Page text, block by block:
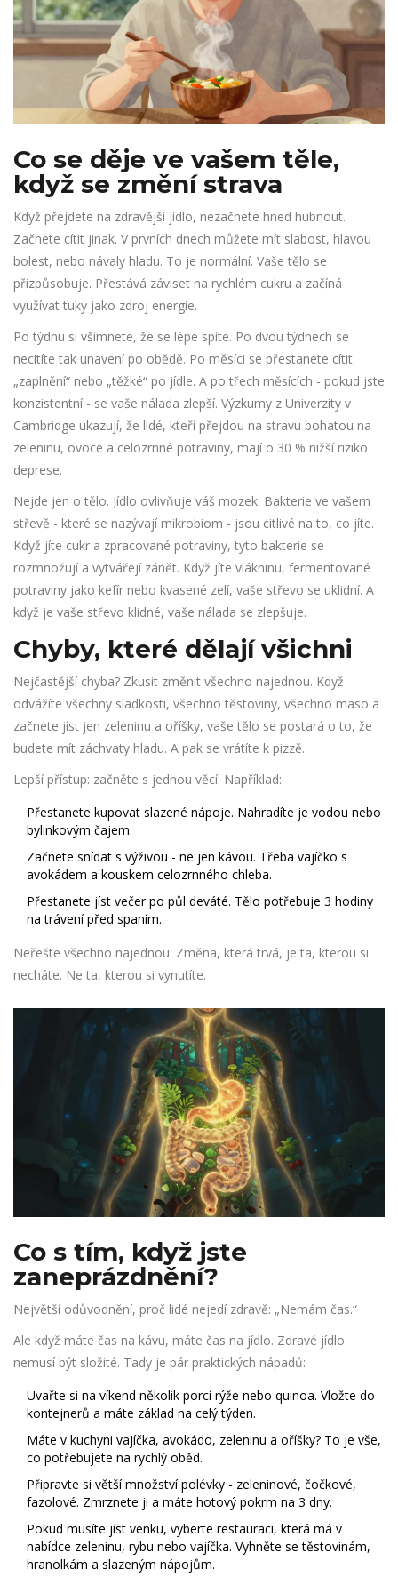
Co se děje ve vašem těle,
když se změní strava
Když přejdete na zdravější jídlo, nezačnete hned hubnout.
Začnete cítit jinak. V prvních dnech můžete mít slabost, hlavou
bolest, nebo návaly hladu. To je normální. Vaše tělo se
přizpůsobuje. Přestává záviset na rychlém cukru a začíná
využívat tuky jako zdroj energie.
Po týdnu si všimnete, že se lépe spíte. Po dvou týdnech se
necítíte tak unavení po obědě. Po měsíci se přestanete cítit
„zaplnění“ nebo „těžké“ po jídle. A po třech měsících - pokud jste
konzistentní - se vaše nálada zlepší. Výzkumy z Univerzity v
Cambridge ukazují, že lidé, kteří přejdou na stravu bohatou na
zeleninu, ovoce a celozrnné potraviny, mají o 30 % nižší riziko
deprese.
Nejde jen o tělo. Jídlo ovlivňuje váš mozek. Bakterie ve vašem
střevě - které se nazývají mikrobiom - jsou citlivé na to, co jíte.
Když jíte cukr a zpracované potraviny, tyto bakterie se
rozmnožují a vytvářejí zánět. Když jíte vlákninu, fermentované
potraviny jako kefír nebo kvasené zelí, vaše střevo se uklidní. A
když je vaše střevo klidné, vaše nálada se zlepšuje.
Chyby, které dělají všichni
Nejčastější chyba? Zkusit změnit všechno najednou. Když
odvážíte všechny sladkosti, všechno těstoviny, všechno maso a
začnete jíst jen zeleninu a oříšky, vaše tělo se postará o to, že
budete mít záchvaty hladu. A pak se vrátíte k pizzě.
Lepší přístup: začněte s jednou věcí. Například:
Přestanete kupovat slazené nápoje. Nahradíte je vodou nebo
bylinkovým čajem.
Začnete snídat s výživou - ne jen kávou. Třeba vajíčko s
avokádem a kouskem celozrnného chleba.
Přestanete jíst večer po půl deváté. Tělo potřebuje 3 hodiny
na trávení před spaním.
Neřešte všechno najednou. Změna, která trvá, je ta, kterou si
necháte. Ne ta, kterou si vynutíte.
Co s tím, když jste
zaneprázdnění?
Největší odůvodnění, proč lidé nejedí zdravě: „Nemám čas.“
Ale když máte čas na kávu, máte čas na jídlo. Zdravé jídlo
nemusí být složité. Tady je pár praktických nápadů:
Uvařte si na víkend několik porcí rýže nebo quinoa. Vložte do
kontejnerů a máte základ na celý týden.
Máte v kuchyni vajíčka, avokádo, zeleninu a oříšky? To je vše,
co potřebujete na rychlý oběd.
Připravte si větší množství polévky - zeleninové, čočkové,
fazolové. Zmrznete ji a máte hotový pokrm na 3 dny.
Pokud musíte jíst venku, vyberte restauraci, která má v
nabídce zeleninu, rybu nebo vajíčka. Vyhněte se těstovinám,
hranolkám a slazeným nápojům.